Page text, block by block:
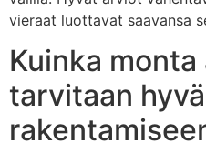
vieraat luottavat saavansa
Kuinka
tarvitaan